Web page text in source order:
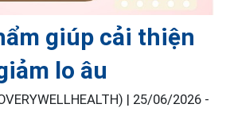
giúp cải thiện
lo âu
| 25/06/2026 -